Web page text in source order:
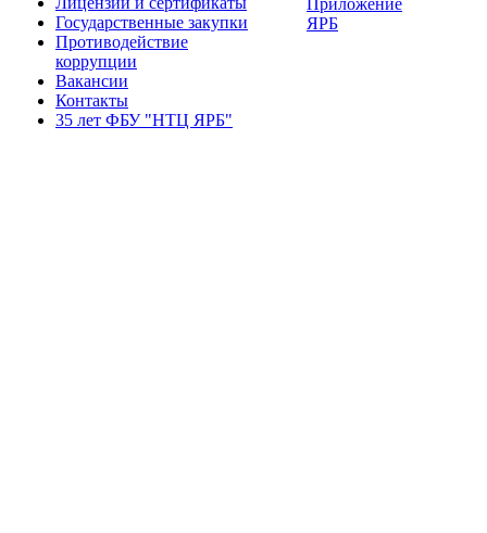
Государственные закупки
Противодействие
коррупции
Вакансии
Контакты
35 лет ФБУ "НТЦ ЯРБ"
Приложение
ЯРБ